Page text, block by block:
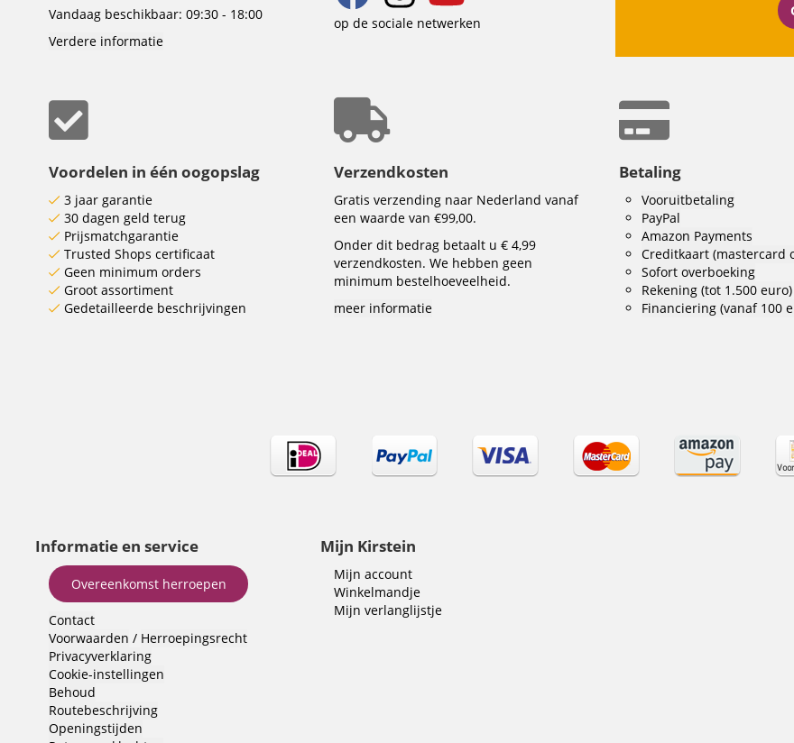
Vandaag beschikbaar: 09:30 - 18:00
Verdere informatie
op de sociale netwerken
Voordelen in één oogopslag
3 jaar garantie
30 dagen geld terug
Prijsmatchgarantie
Trusted Shops certificaat
Geen minimum orders
Groot assortiment
Gedetailleerde beschrijvingen
Verzendkosten
Gratis verzending naar Nederland vanaf
een waarde van €99,00.
Onder dit bedrag betaalt u € 4,99
verzendkosten. We hebben geen
minimum bestelhoeveelheid.
meer informatie
Betaling
Vooruitbetaling
PayPal
Amazon Payments
Creditkaart (mastercard
Sofort overboeking
Rekening (tot 1.500 euro)
Financiering (vanaf 100
Informatie en service
Overeenkomst herroepen
Contact
Voorwaarden / Herroepingsrecht
Privacyverklaring
Cookie-instellingen
Behoud
Routebeschrijving
Openingstijden
Mijn Kirstein
Mijn account
Winkelmandje
Mijn verlanglijstje